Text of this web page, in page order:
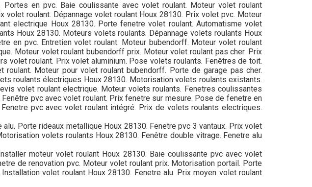
en pvc. Baie coulissante avec volet roulant. Moteur volet roulant
roulant. Dépannage volet roulant Houx 28130. Prix volet pvc. Moteur
electrique Houx 28130. Porte fenetre volet roulant. Automatisme volet
Houx 28130. Moteurs volets roulants. Dépannage volets roulants Houx
en pvc. Entretien volet roulant. Moteur bubendorff. Moteur volet roulant
Moteur volet roulant bubendorff prix. Moteur volet roulant pas cher. Prix
volet roulant. Prix volet aluminium. Pose volets roulants. Fenêtres de toit.
Moteur pour volet roulant bubendorff. Porte de garage pas cher.
roulants électriques Houx 28130. Motorisation volets roulants existants.
volet roulant electrique. Moteur volets roulants. Fenetres coulissantes
pvc avec volet roulant. Prix fenetre sur mesure. Pose de fenetre en
pvc avec volet roulant intégré. Prix de volets roulants electriques.
Porte rideaux metallique Houx 28130. Fenetre pvc 3 vantaux. Prix volet
volets roulants Houx 28130. Fenêtre double vitrage. Fenetre alu
moteur volet roulant Houx 28130. Baie coulissante pvc avec volet
de renovation pvc. Moteur volet roulant prix. Motorisation portail. Porte
volet roulant Houx 28130. Fenetre alu. Prix moyen volet roulant